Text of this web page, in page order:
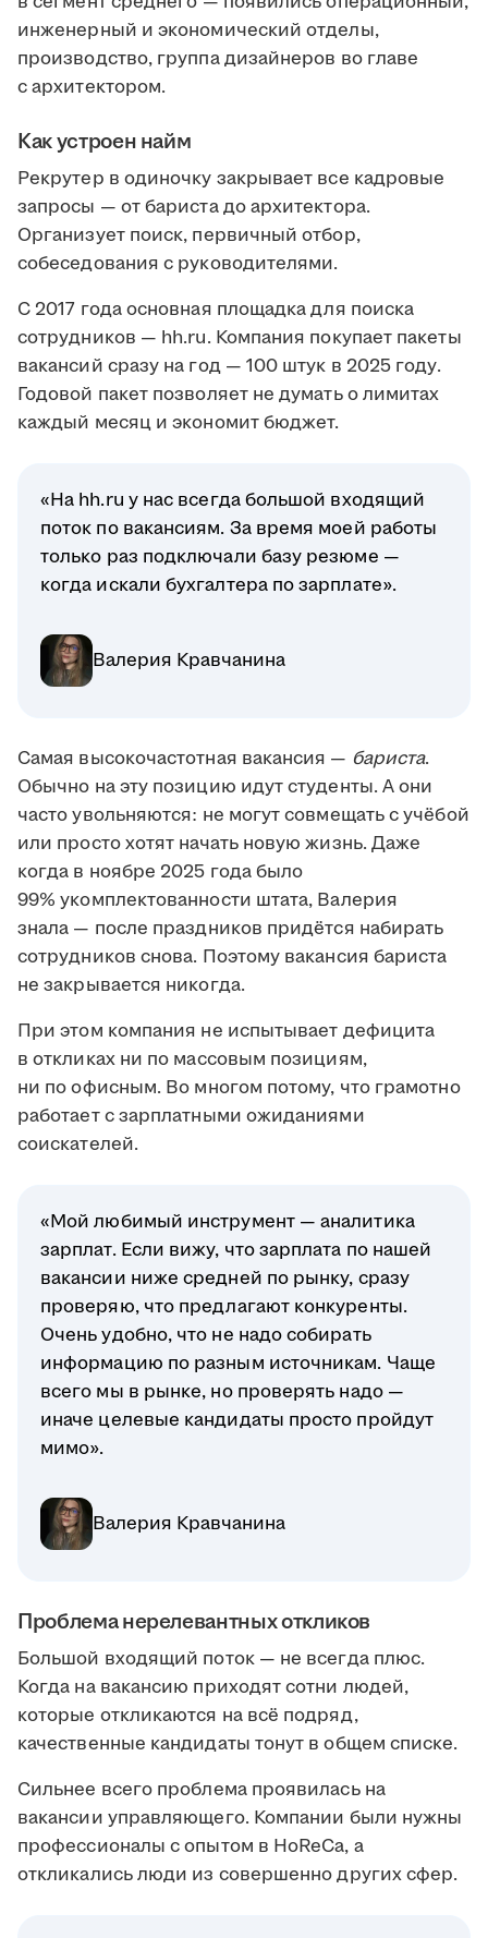
инженерный и экономический отделы,
производство, группа дизайнеров во главе
с архитектором.
Как устроен найм
Рекрутер в одиночку закрывает все кадровые
запросы — от бариста до архитектора.
Организует поиск, первичный отбор,
собеседования с руководителями.
С 2017 года основная площадка для поиска
сотрудников — hh.ru. Компания покупает пакеты
вакансий сразу на год — 100 штук в 2025 году.
Годовой пакет позволяет не думать о лимитах
каждый месяц и экономит бюджет.
«На hh.ru у нас всегда большой входящий
поток по вакансиям. За время моей работы
только раз подключали базу резюме —
когда искали бухгалтера по зарплате».
Валерия Кравчанина
Самая высокочастотная вакансия — бариста.
Обычно на эту позицию идут студенты. А они
часто увольняются: не могут совмещать с учёбой
или просто хотят начать новую жизнь. Даже
когда в ноябре 2025 года было
99% укомплектованности штата, Валерия
знала — после праздников придётся набирать
сотрудников снова. Поэтому вакансия бариста
не закрывается никогда.
При этом компания не испытывает дефицита
в откликах ни по массовым позициям,
ни по офисным. Во многом потому, что грамотно
работает с зарплатными ожиданиями
соискателей.
«Мой любимый инструмент — аналитика
зарплат. Если вижу, что зарплата по нашей
вакансии ниже средней по рынку, сразу
проверяю, что предлагают конкуренты.
Очень удобно, что не надо собирать
информацию по разным источникам. Чаще
всего мы в рынке, но проверять надо —
иначе целевые кандидаты просто пройдут
мимо».
Валерия Кравчанина
Проблема нерелевантных откликов
Большой входящий поток — не всегда плюс.
Когда на вакансию приходят сотни людей,
которые откликаются на всё подряд,
качественные кандидаты тонут в общем списке.
Сильнее всего проблема проявилась на
вакансии управляющего. Компании были нужны
профессионалы с опытом в HoReCa, а
откликались люди из совершенно других сфер.